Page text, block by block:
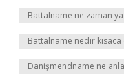
Battalname ne zaman
Battalname nedir
Danişmendname ne